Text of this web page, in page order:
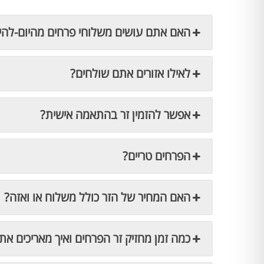
האם אתם עושים משלוחי פרחים מהיום-
לאילו אזורים אתם שולחים?
אפשר להזמין זר בהתאמה אישית?
הפרחים טריים?
האם המחיר של הזר כולל משלוח או ואזה?
כמה זמן מחזיק זר הפרחים ואיך מאריכים את